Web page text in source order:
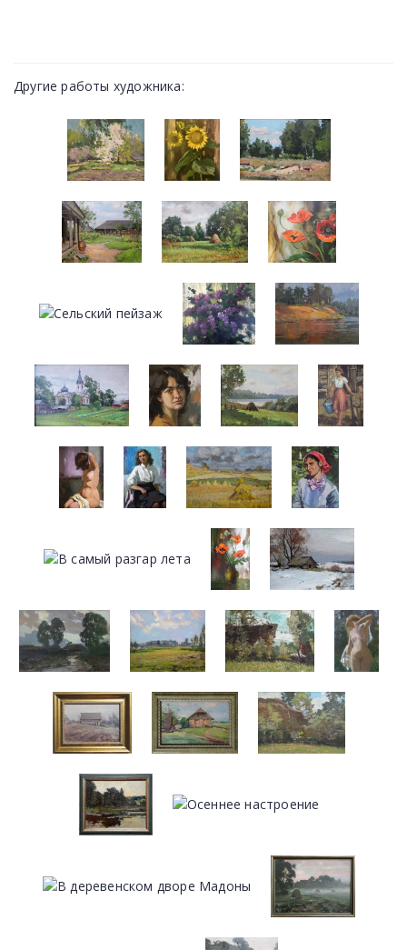
Другие работы художника: